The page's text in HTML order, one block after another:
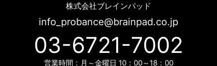
株式会社ブレインパッド
info_probance@brainpad.co.jp
03-6721-7002
営業時間：月～金曜日 10：00～18：00